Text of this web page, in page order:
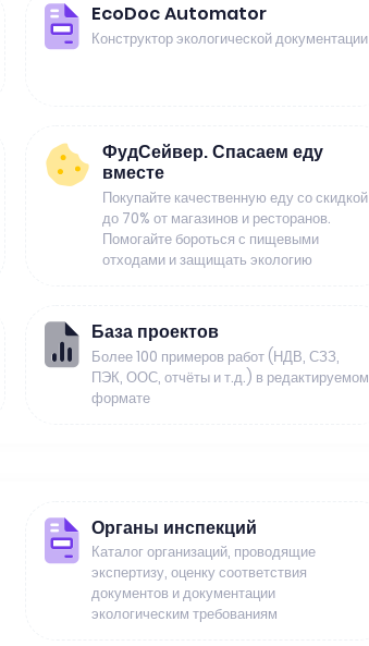
EcoDoc Automator
Конструктор экологической документации
ФудСейвер. Спасаем еду
вместе
Покупайте качественную еду со скидкой
до 70% от магазинов и ресторанов.
Помогайте бороться с пищевыми
отходами и защищать экологию
База проектов
Более 100 примеров работ (НДВ, СЗЗ,
ПЭК, ООС, отчёты и т.д.) в редактируемом
формате
Органы инспекций
Каталог организаций, проводящие
экспертизу, оценку соответствия
документов и документации
экологическим требованиям